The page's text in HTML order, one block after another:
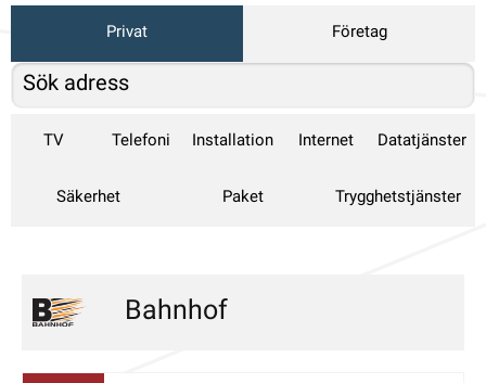
Privat Företag
TV Telefoni Installation Internet Datatjänster
Säkerhet Paket Trygghetstjänster
Bahnhof